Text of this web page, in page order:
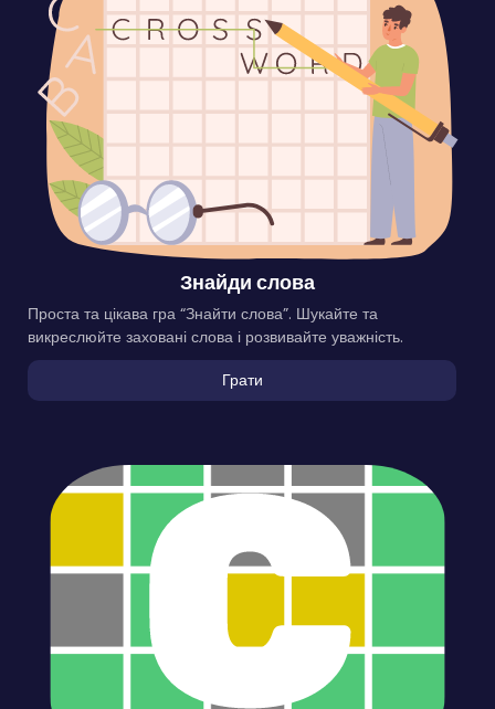
Знайди слова
Проста та цікава гра “Знайти слова”. Шукайте та
викреслюйте заховані слова і розвивайте уважність.
Грати